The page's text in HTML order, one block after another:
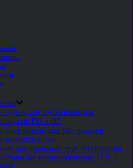
для трубопроводов
гнутые ГО и ОГ
90 градусов
толстостенные
для стальных труб 90 градусов
стальные крутоизогнутые ГОСТ